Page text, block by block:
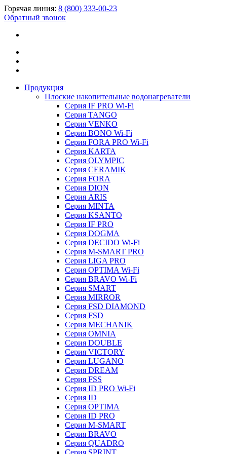
Горячая линия: 8 (800) 333-00-23
Обратный звонок
Продукция
Плоские накопительные водонагреватели
Серия IF PRO Wi-Fi
Серия TANGO
Серия VENKO
Серия BONO Wi-Fi
Серия FORA PRO Wi-Fi
Серия KARTA
Серия OLYMPIC
Серия CERAMIK
Серия FORA
Серия DION
Серия ARIS
Серия MINTA
Серия KSANTO
Серия IF PRO
Серия DOGMA
Серия DECIDO Wi-Fi
Серия M-SMART PRO
Серия LIGA PRO
Серия OPTIMA Wi-Fi
Серия BRAVO Wi-Fi
Серия SMART
Серия MIRROR
Серия FSD DIAMOND
Серия FSD
Серия MECHANIK
Серия OMNIA
Серия DOUBLE
Серия VICTORY
Серия LUGANO
Серия DREAM
Серия FSS
Серия ID PRO Wi-Fi
Серия ID
Серия OPTIMA
Серия ID PRO
Серия M-SMART
Серия BRAVO
Серия QUADRO
Серия SPRINT